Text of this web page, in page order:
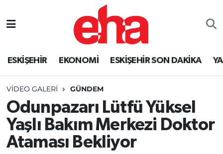
ESKİŞEHİR EKONOMİ ESKİŞEHİR SON DAKİKA
VIDEO GALERI GÜNDEM
Odunpazarı Lütfü Yüksel
Yaşlı Bakım Merkezi Doktor
Ataması Bekliyor